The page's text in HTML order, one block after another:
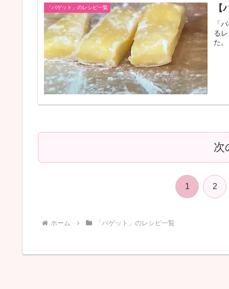
「バゲット」のレシピ一覧
「
る
た。
次
1 2
ホーム 「バゲット」のレシピ一覧